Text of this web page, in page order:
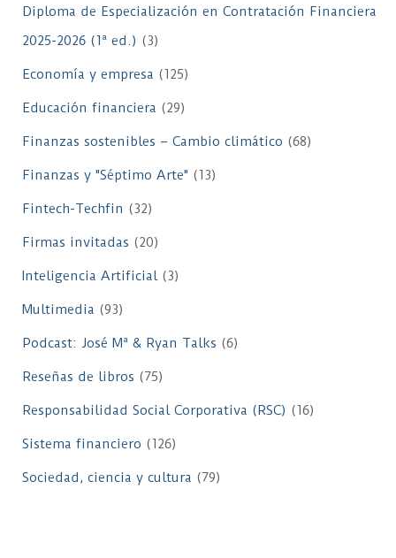
Diploma de Especialización en Contratación Financiera
2025-2026 (1ª ed.) (3)
Economía y empresa (125)
Educación financiera (29)
Finanzas sostenibles – Cambio climático (68)
Finanzas y "Séptimo Arte" (13)
Fintech-Techfin (32)
Firmas invitadas (20)
Inteligencia Artificial(3)
Multimedia (93)
Podcast: José Mª & Ryan Talks (6)
Reseñas de libros (75)
Responsabilidad Social Corporativa (RSC) (16)
Sistema financiero (126)
Sociedad, ciencia y cultura (79)